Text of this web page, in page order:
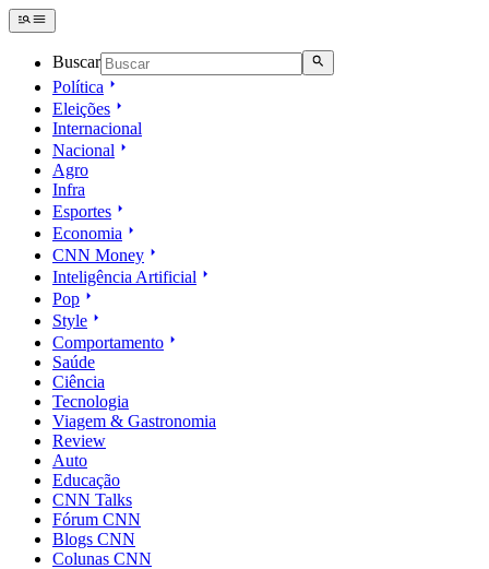
Buscar
Política
Eleições
Internacional
Nacional
Agro
Infra
Esportes
Economia
CNN Money
Inteligência Artificial
Pop
Style
Comportamento
Saúde
Ciência
Tecnologia
Viagem & Gastronomia
Review
Auto
Educação
CNN Talks
Fórum CNN
Blogs CNN
Colunas CNN